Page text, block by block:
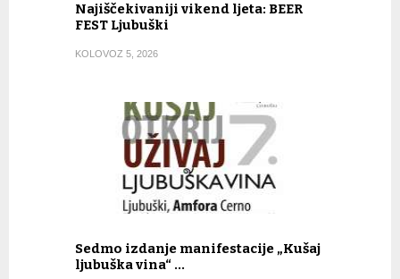
Najiščekivaniji vikend ljeta: BEER
FEST Ljubuški
KOLOVOZ 5, 2026
Sedmo izdanje manifestacije „Kušaj
ljubuška vina“ …